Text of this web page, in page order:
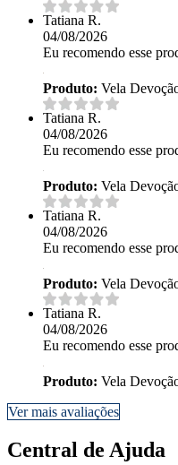
Tatiana R.
04/08/2026
Eu recomendo esse
Produto: Vela
Tatiana R.
04/08/2026
Eu recomendo esse
Produto: Vela
Tatiana R.
04/08/2026
Eu recomendo esse
Produto: Vela
Tatiana R.
04/08/2026
Eu recomendo esse
Produto: Vela
Ver mais avaliações
Central de Ajuda